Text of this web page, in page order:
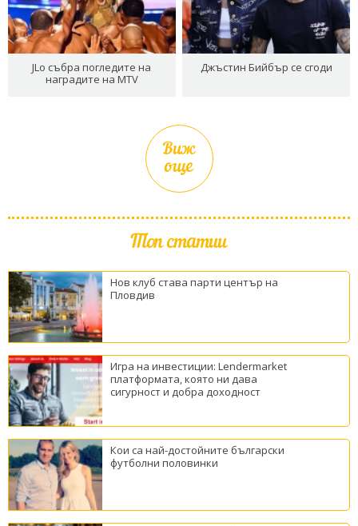
JLo събра погледите на
наградите на MTV
Джъстин Бийбър се сгоди
Виж
още
Топ статии
Нов клуб става парти център на
Пловдив
Игра на инвестиции: Lendermarket
платформата, която ни дава
сигурност и добра доходност
Кои са най-достойните български
футболни половинки